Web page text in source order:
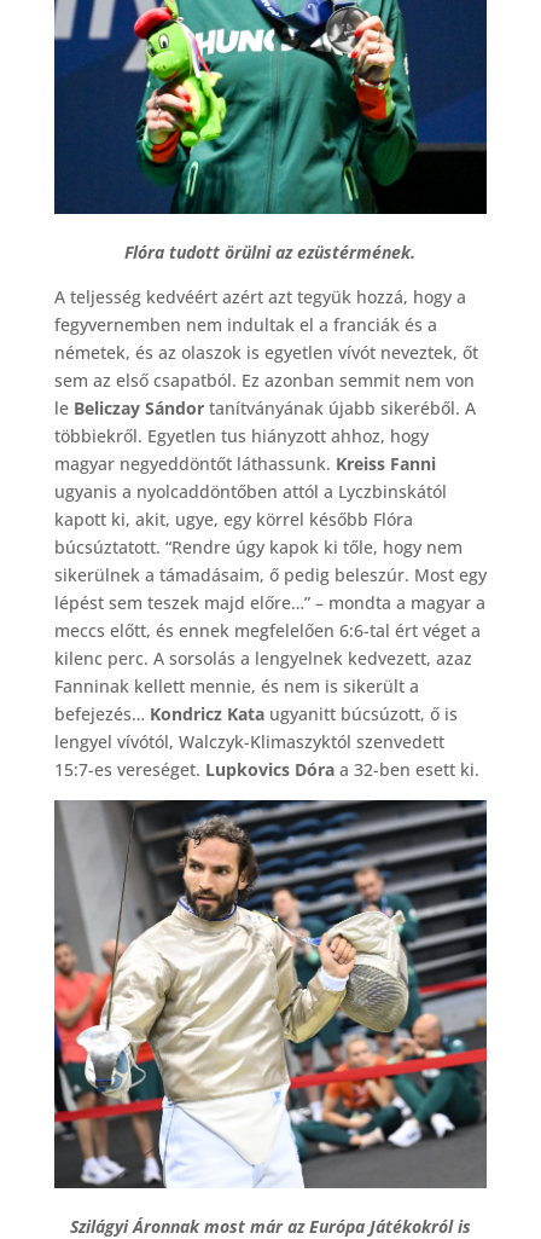
Flóra tudott örülni az ezüstérmének.
A teljesség kedvéért azért azt tegyük hozzá, hogy a
fegyvernemben nem indultak el a franciák és a
németek, és az olaszok is egyetlen vívót neveztek, őt
sem az első csapatból. Ez azonban semmit nem von
le Beliczay Sándortanítványának újabb sikeréből. A
többiekről. Egyetlen tus hiányzott ahhoz, hogy
magyar negyeddöntőt láthassunk. Kreiss Fanni
ugyanis a nyolcaddöntőben attól a Lyczbinskától
kapott ki, akit, ugye, egy körrel később Flóra
búcsúztatott. “Rendre úgy kapok ki tőle, hogy nem
sikerülnek a támadásaim, ő pedig beleszúr. Most egy
lépést sem teszek majd előre…” – mondta a magyar a
meccs előtt, és ennek megfelelően 6:6-tal ért véget a
kilenc perc. A sorsolás a lengyelnek kedvezett, azaz
Fanninak kellett mennie, és nem is sikerült a
befejezés… Kondricz Kata ugyanitt búcsúzott, ő is
lengyel vívótól, Walczyk-Klimaszyktól szenvedett
15:7-es vereséget. Lupkovics Dóraa 32-ben esett ki.
Szilágyi Áronnak most már az Európa Játékokról is